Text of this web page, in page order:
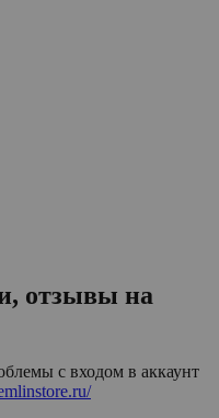
отзывы на
с входом в аккаунт